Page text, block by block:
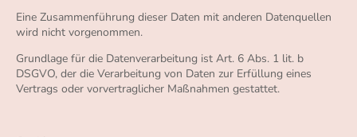
Eine Zusammenführung dieser Daten mit anderen Datenquellen
wird nicht vorgenommen.
Grundlage für die Datenverarbeitung ist Art. 6 Abs. 1 lit. b
DSGVO, der die Verarbeitung von Daten zur Erfüllung eines
Vertrags oder vorvertraglicher Maßnahmen gestattet.